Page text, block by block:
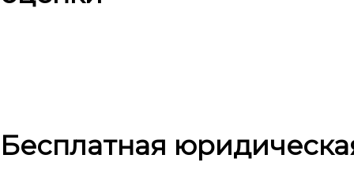
Бесплатная